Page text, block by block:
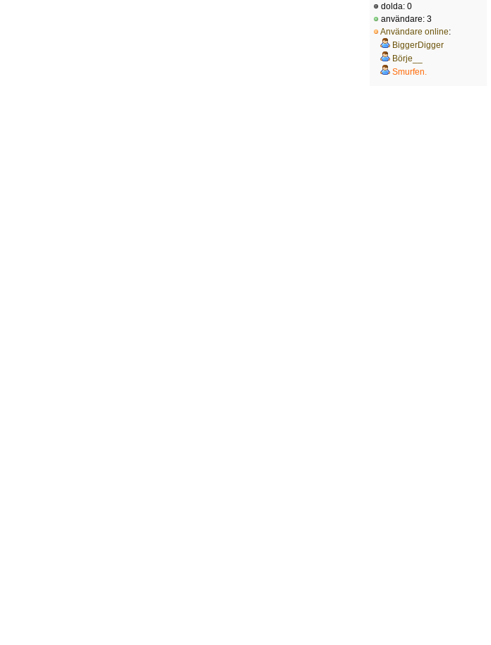
dolda: 0
användare: 3
Användare online:
BiggerDigger
Börje__
Smurfen.